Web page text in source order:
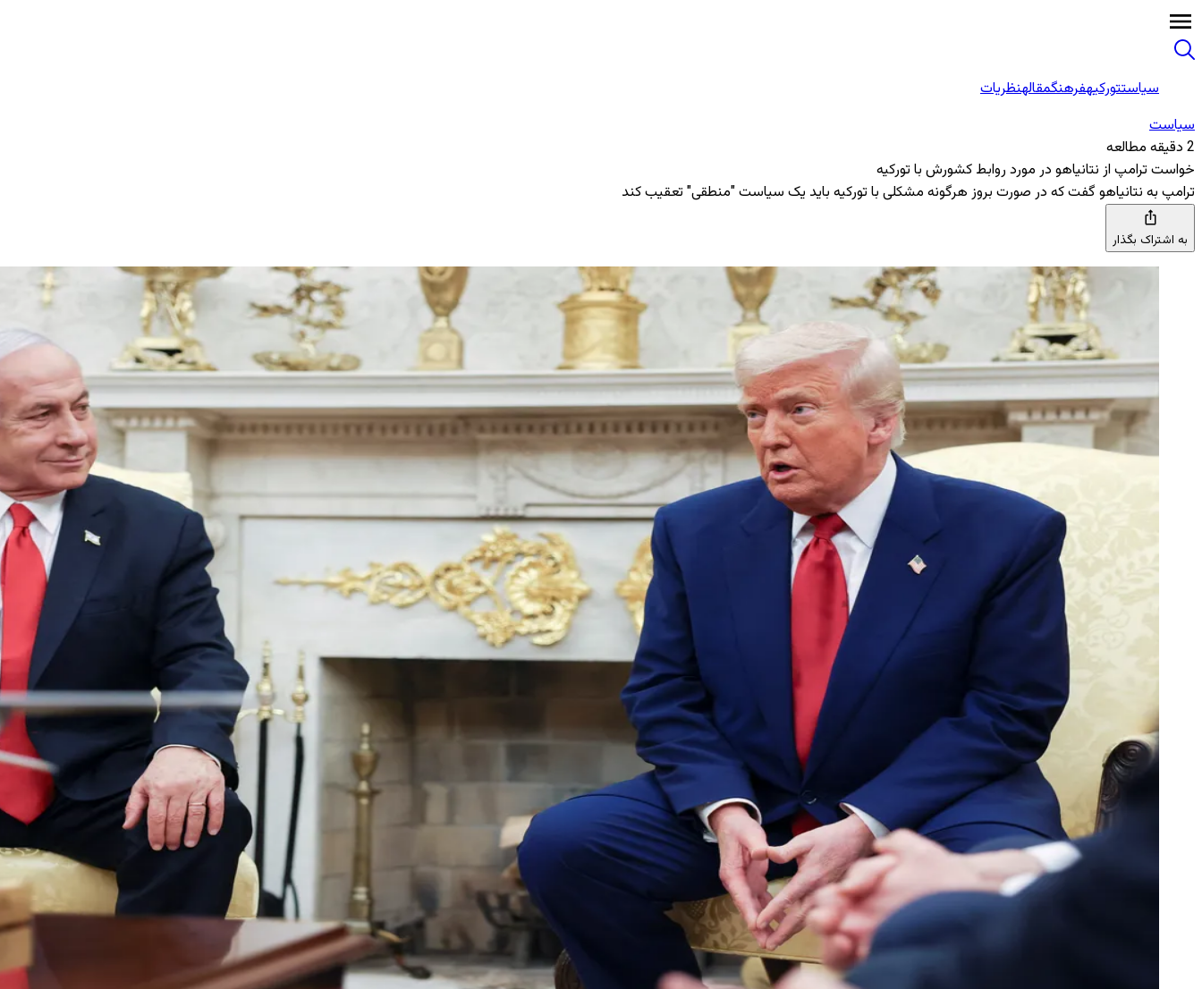
سیاستتورکیهفرهنگمقالهنظریات
سیاست
2 دقیقه مطالعه
خواست ترامپ از نتانیاهو در مورد روابط کشورش با تورکیه
ترامپ به نتانیاهو گفت که در صورت بروز هرگونه مشکلی با تورکیه باید یک سیاست "منطقی" تعقیب کند
به اشتراک بگذار